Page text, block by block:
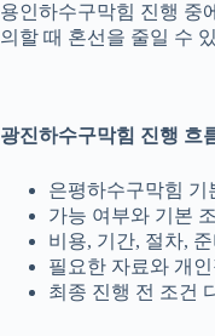
용인하수구막힘 진행 중
의할 때 혼선을 줄일 수
광진하수구막힘 진행 흐
은평하수구막힘 기
가능 여부와 기본
비용, 기간, 절차,
필요한 자료와 개
최종 진행 전 조건